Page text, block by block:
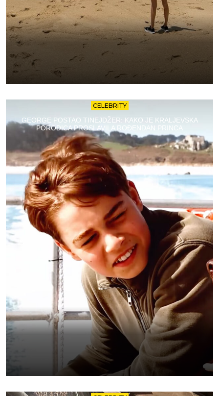
CELEBRITY
GEORGE POSTAO TINEJDŽER: KAKO JE KRALJEVSKA
PORODICA PROSLAVILA ROĐENDAN PRINCA